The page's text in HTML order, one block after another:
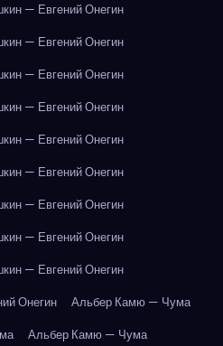
— Евгений Онегин
— Евгений Онегин
— Евгений Онегин
— Евгений Онегин
— Евгений Онегин
— Евгений Онегин
— Евгений Онегин
— Евгений Онегин
— Евгений Онегин
Онегин
Альбер Камю — Чума
Альбер Камю — Чума